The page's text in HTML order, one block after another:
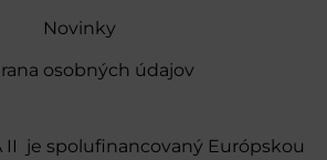
Novinky
osobných údajov
II je spolufinancovaný Európskou